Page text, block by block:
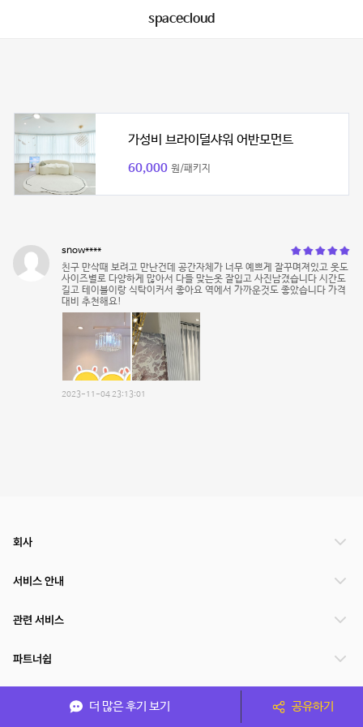
spacecloud
가성비 브라이덜샤워 어반모먼트
60,000 원/패키지
snow****
친구 만삭때 보려고 만난건데 공간자체가 너무 예쁘게 잘꾸며져있고 옷도
사이즈별로 다양하게 많아서 다들 맞는옷 잘입고 사진남겼습니다 시간도
길고 테이블이랑 식탁이커서 좋아요 역에서 가까운것도 좋았습니다 가격
대비 추천해요!
2023-11-04 23:13:01
더 많은 후기 보기 공유하기
회사
서비스 안내
관련 서비스
파트너쉽
서비스 제공 국가